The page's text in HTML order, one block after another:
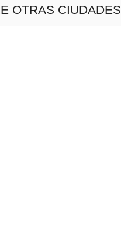
OTRAS CIUDADES